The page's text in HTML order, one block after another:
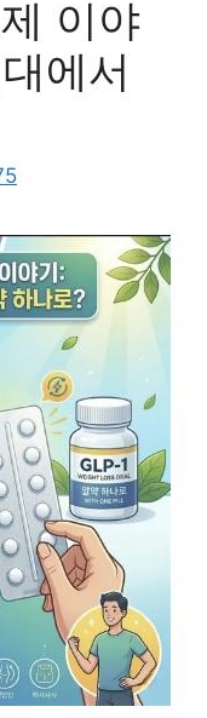
이야
에서